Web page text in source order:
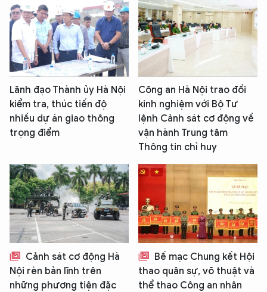
Lãnh đạo Thành ủy Hà Nội
kiểm tra, thúc tiến độ
nhiều dự án giao thông
trọng điểm
Công an Hà Nội trao đổi
kinh nghiệm với Bộ Tư
lệnh Cảnh sát cơ động về
vận hành Trung tâm
Thông tin chỉ huy
Cảnh sát cơ động Hà
Nội rèn bản lĩnh trên
những phương tiện đặc
Bế mạc Chung kết Hội
thao quân sự, võ thuật và
thể thao Công an nhân